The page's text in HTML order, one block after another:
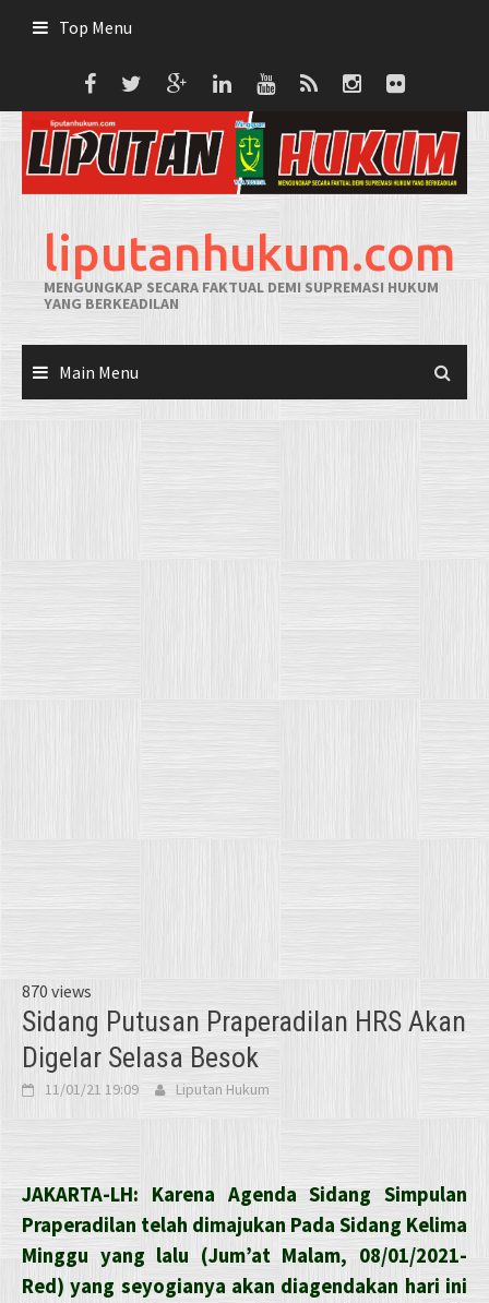
Top Menu
liputanhukum.com
MENGUNGKAP SECARA FAKTUAL DEMI SUPREMASI HUKUM
YANG BERKEADILAN
Main Menu
870 views
Sidang Putusan Praperadilan HRS Akan
Digelar Selasa Besok
11/01/21 19:09 Liputan Hukum
JAKARTA-LH: Karena Agenda Sidang Simpulan
Praperadilan telah dimajukan Pada Sidang Kelima
Minggu yang lalu (Jum’at Malam, 08/01/2021-
Red) yang seyogianya akan diagendakan hari ini